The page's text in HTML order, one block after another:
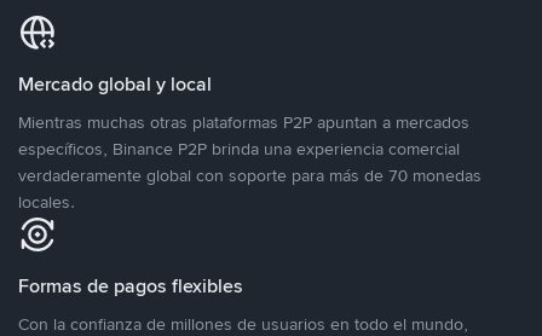
Mercado global y local
Mientras muchas otras plataformas P2P apuntan a mercados
específicos, Binance P2P brinda una experiencia comercial
verdaderamente global con soporte para más de 70 monedas
locales.
Formas de pagos flexibles
Con la confianza de millones de usuarios en todo el mundo,